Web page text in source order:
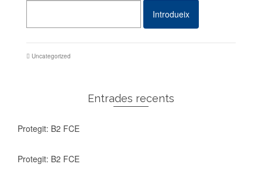
Uncategorized
Entrades recents
Protegit: B2 FCE
Protegit: B2 FCE